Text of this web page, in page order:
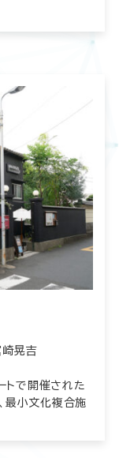
晃吉
で開催された
最小文化複合施